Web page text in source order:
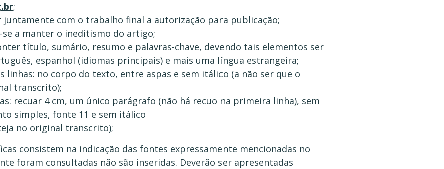
;
juntamente com o trabalho final a autorização para publicação;
a manter o ineditismo do artigo;
título, sumário, resumo e palavras-chave, devendo tais elementos ser
espanhol (idiomas principais) e mais uma língua estrangeira;
linhas: no corpo do texto, entre aspas e sem itálico (a não ser que o
transcrito);
recuar 4 cm, um único parágrafo (não há recuo na primeira linha), sem
simples, fonte 11 e sem itálico
no original transcrito);
consistem na indicação das fontes expressamente mencionadas no
foram consultadas não são inseridas. Deverão ser apresentadas